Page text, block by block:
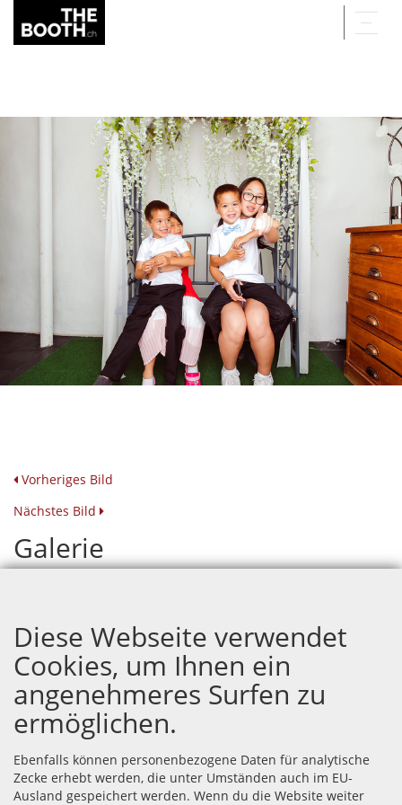
Vorheriges Bild
Nächstes Bild
Galerie
Diese Webseite verwendet
Cookies, um Ihnen ein
angenehmeres Surfen zu
ermöglichen.
Ebenfalls können personenbezogene Daten für analytische
Zecke erhebt werden, die unter Umständen auch im EU-
Ausland gespeichert werden. Wenn du die Website weiter